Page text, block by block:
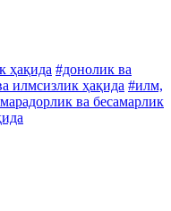
ҳақида #донолик ва
илмсизлик ҳақида #илм,
ва бесамарлик